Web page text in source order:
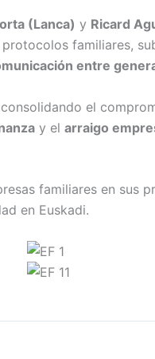
(Lanca) y Ricard
familiares,
entre
el
y el arraigo
familiares en sus
en Euskadi.